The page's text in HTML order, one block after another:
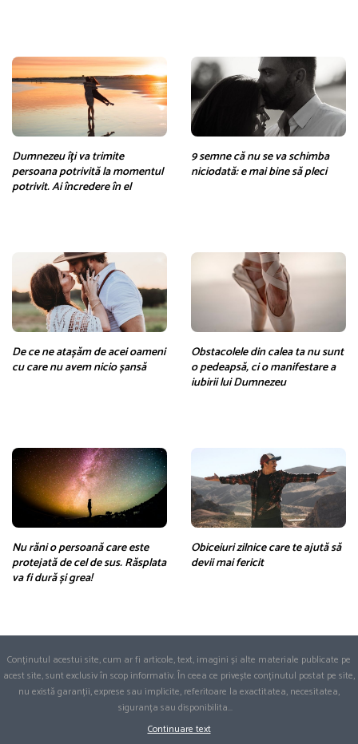
Dumnezeu îți va trimite
persoana potrivită la momentul
potrivit. Ai încredere în el
9 semne că nu se va schimba
niciodată: e mai bine să pleci
De ce ne atașăm de acei oameni
cu care nu avem nicio șansă
Obstacolele din calea ta nu sunt
o pedeapsă, ci o manifestare a
iubirii lui Dumnezeu
Nu răni o persoană care este
protejată de cel de sus. Răsplata
va fi dură și grea!
Obiceiuri zilnice care te ajută să
devii mai fericit
Conținutul acestui site, cum ar fi articole, text, imagini și alte materiale publicate pe
acest site, sunt exclusiv în scop informativ. În ceea ce privește conținutul postat pe site,
nu există garanții, exprese sau implicite, referitoare la exactitatea, necesitatea,
siguranța sau disponibilita...
Continuare text